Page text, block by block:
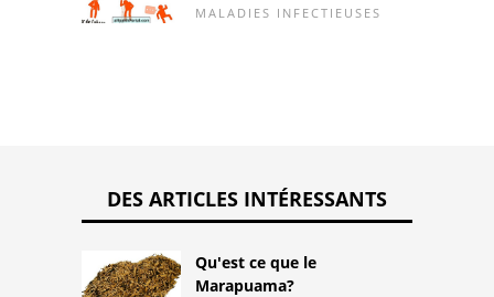
MALADIES INFECTIEUSES
DES ARTICLES INTÉRESSANTS
Qu'est ce que le
Marapuama?